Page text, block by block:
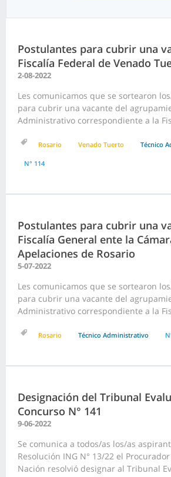
Postulantes para cubrir una
Fiscalía Federal de Venado
2-08-2022
Les comunicamos que se sortearon
para cubrir una vacante del
Administrativo correspondiente a la
Rosario Venado Tuerto Técnico
N° 114
Postulantes para cubrir una
Fiscalía General ente la
Apelaciones de Rosario
5-07-2022
Les comunicamos que se sortearon
para cubrir una vacante del
Administrativo correspondiente a la
Rosario Técnico Administrativo
Designación del Tribunal
Concurso N° 141
9-06-2022
Se comunica a todos/as los/as
Resolución ING N° 13/22 el
Nación resolvió designar al Tribunal